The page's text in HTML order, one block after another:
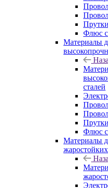
Флюс
Материалы
сталей
Флюс
Материалы